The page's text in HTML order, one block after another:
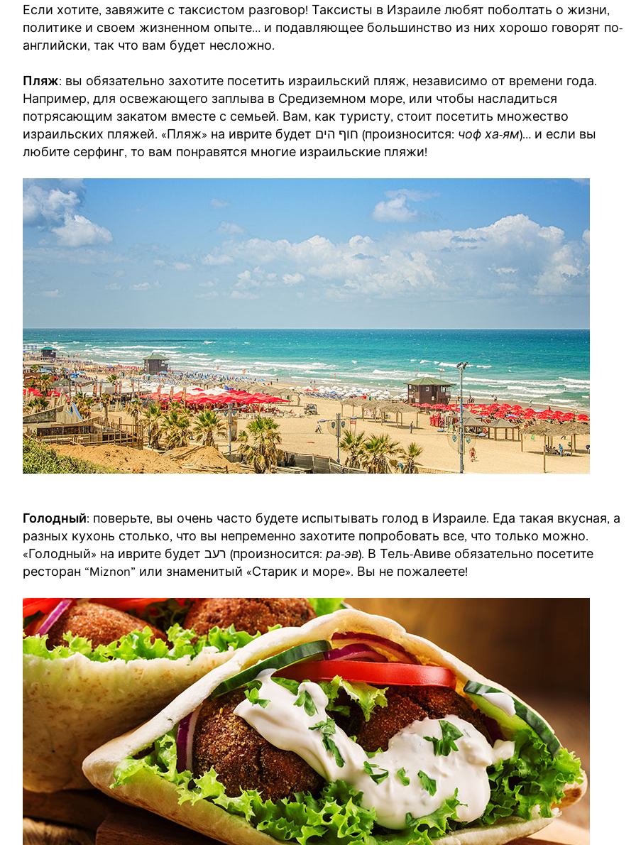
Если хотите, завяжите с таксистом разговор! Таксисты в Израиле любят поболтать о жизни,
политике и своем жизненном опыте… и подавляющее большинство из них хорошо говорят по-
английски, так что вам будет несложно.
Пляж: вы обязательно захотите посетить израильский пляж, независимо от времени года.
Например, для освежающего заплыва в Средиземном море, или чтобы насладиться
потрясающим закатом вместе с семьей. Вам, как туристу, стоит посетить множество
израильских пляжей. «Пляж» на иврите будет חוף הים (произносится: чоф ха-ям)… и если вы
любите серфинг, то вам понравятся многие израильские пляжи!
Голодный: поверьте, вы очень часто будете испытывать голод в Израиле. Еда такая вкусная, а
разных кухонь столько, что вы непременно захотите попробовать все, что только можно.
«Голодный» на иврите будет רעב (произносится: ра-эв). В Тель-Авиве обязательно посетите
ресторан “Miznon” или знаменитый «Старик и море». Вы не пожалеете!